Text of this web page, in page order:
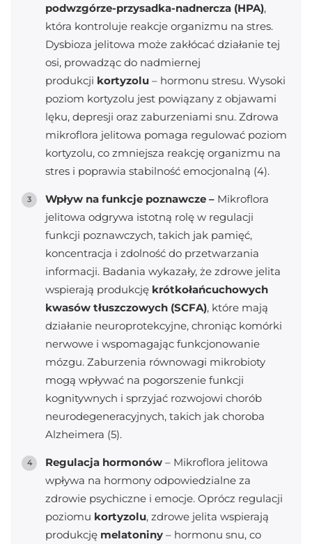
podwzgórze-przysadka-nadnercza (HPA),
która kontroluje reakcje organizmu na stres.
Dysbioza jelitowa może zakłócać działanie tej
osi, prowadząc do nadmiernej
produkcji kortyzolu – hormonu stresu. Wysoki
poziom kortyzolu jest powiązany z objawami
lęku, depresji oraz zaburzeniami snu. Zdrowa
mikroflora jelitowa pomaga regulować poziom
kortyzolu, co zmniejsza reakcję organizmu na
stres i poprawia stabilność emocjonalną (4).
Wpływ na funkcje poznawcze – Mikroflora
jelitowa odgrywa istotną rolę w regulacji
funkcji poznawczych, takich jak pamięć,
koncentracja i zdolność do przetwarzania
informacji. Badania wykazały, że zdrowe jelita
wspierają produkcję krótkołańcuchowych
kwasów tłuszczowych (SCFA), które mają
działanie neuroprotekcyjne, chroniąc komórki
nerwowe i wspomagając funkcjonowanie
mózgu. Zaburzenia równowagi mikrobioty
mogą wpływać na pogorszenie funkcji
kognitywnych i sprzyjać rozwojowi chorób
neurodegeneracyjnych, takich jak choroba
Alzheimera (5).
Regulacja hormonów – Mikroflora jelitowa
wpływa na hormony odpowiedzialne za
zdrowie psychiczne i emocje. Oprócz regulacji
poziomu kortyzolu, zdrowe jelita wspierają
produkcję melatoniny – hormonu snu, co